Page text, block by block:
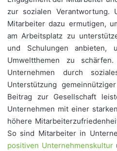
zur sozialen Verantwortung.
Mitarbeiter dazu ermutigen,
am Arbeitsplatz zu
und Schulungen anbieten,
Umweltthemen zu
Unternehmen durch
Unterstützung
Beitrag zur Gesellschaft
Unternehmen mit einer
höhere
So sind Mitarbeiter in
positiven Unternehmenskultur